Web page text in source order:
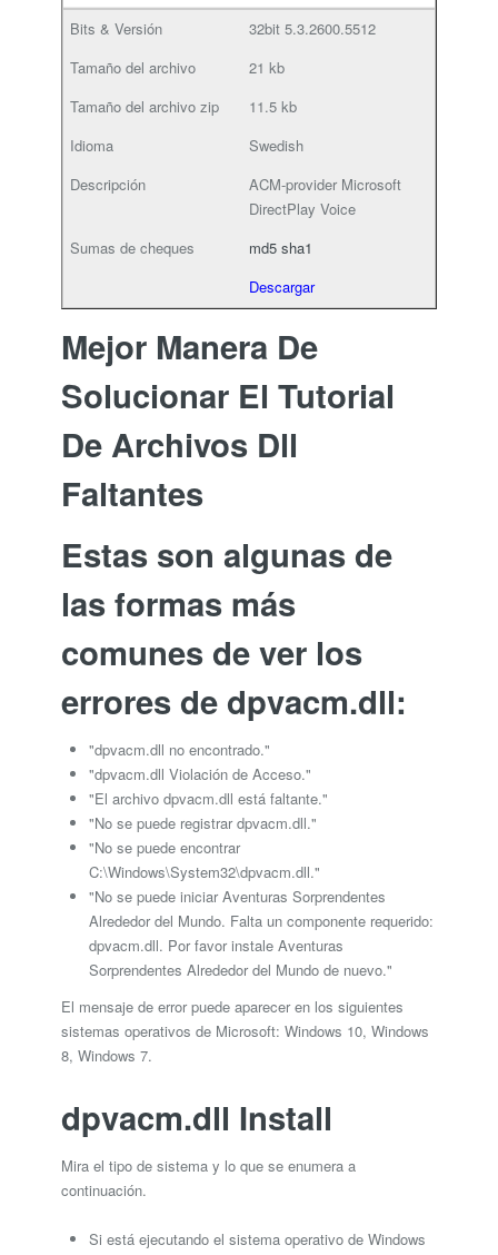
32bit 5.3.2600.5512
21 kb
11.5 kb
Swedish
ACM-provider Microsoft
DirectPlay Voice
md5 sha1
Descargar
Mejor Manera De
Solucionar El Tutorial
De Archivos Dll
Faltantes
Estas son algunas de
las formas más
comunes de ver los
errores de dpvacm.dll:
"dpvacm.dll no encontrado."
"dpvacm.dll Violación de Acceso."
"El archivo dpvacm.dll está faltante."
"No se puede registrar dpvacm.dll."
"No se puede encontrar
C:\Windows\System32\dpvacm.dll."
"No se puede iniciar Aventuras Sorprendentes
Alrededor del Mundo. Falta un componente requerido:
dpvacm.dll. Por favor instale Aventuras
Sorprendentes Alrededor del Mundo de nuevo."
El mensaje de error puede aparecer en los siguientes
sistemas operativos de Microsoft: Windows 10, Windows
8, Windows 7.
dpvacm.dll Install
Mira el tipo de sistema y lo que se enumera a
continuación.
Si está ejecutando el sistema operativo de Windows